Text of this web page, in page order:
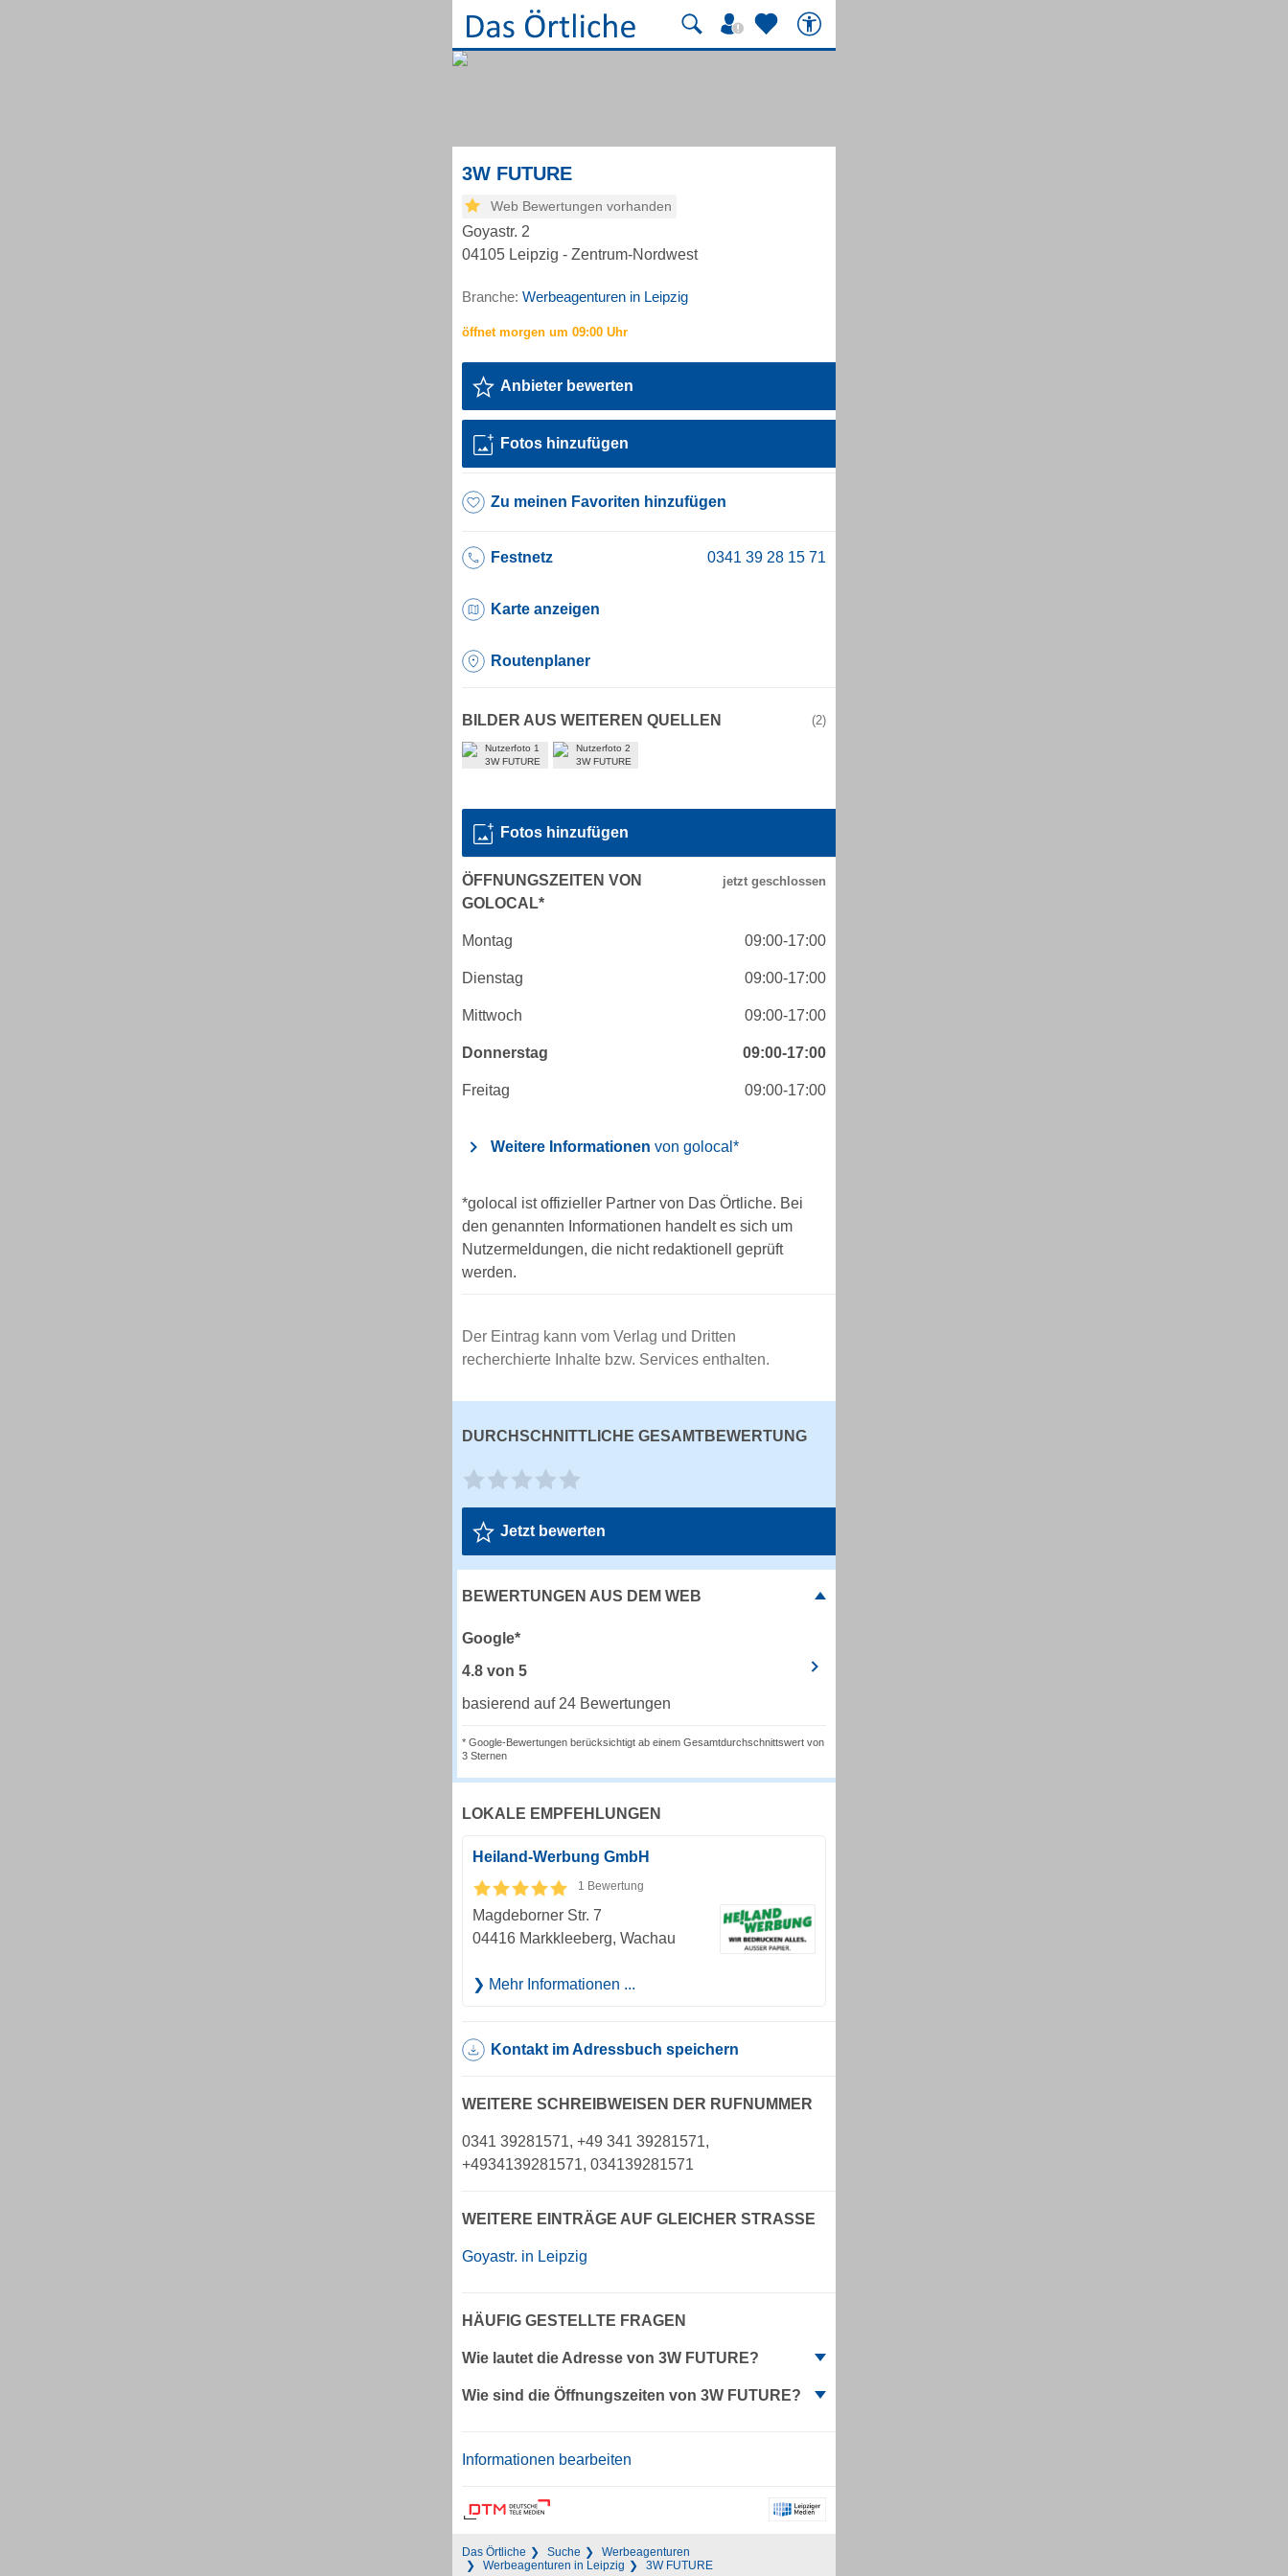
3W FUTURE
Web Bewertungen vorhanden
Goyastr. 2
04105 Leipzig - Zentrum-Nordwest
Branche: Werbeagenturen in Leipzig
Anbieter bewerten
Fotos hinzufügen
Zu meinen Favoriten hinzufügen
Festnetz
Karte anzeigen
Routenplaner
BILDER AUS WEITEREN QUELLEN (2)
Fotos hinzufügen
ÖFFNUNGSZEITEN VON
GOLOCAL*
Montag 09:00-17:00
Dienstag 09:00-17:00
Mittwoch 09:00-17:00
Donnerstag 09:00-17:00
Freitag 09:00-17:00
Weitere Informationen von golocal*
*golocal ist offizieller Partner von Das Örtliche. Bei
den genannten Informationen handelt es sich um
Nutzermeldungen, die nicht redaktionell geprüft
werden.
Der Eintrag kann vom Verlag und Dritten
recherchierte Inhalte bzw. Services enthalten.
DURCHSCHNITTLICHE GESAMTBEWERTUNG
Jetzt bewerten
BEWERTUNGEN AUS DEM WEB
Google*
4.8 von 5
basierend auf 24 Bewertungen
* Google-Bewertungen berücksichtigt ab einem Gesamtdurchschnittswert von
3 Sternen
LOKALE EMPFEHLUNGEN
Heiland-Werbung GmbH
1 Bewertung
Magdeborner Str. 7
04416 Markkleeberg, Wachau
Mehr Informationen ...
Kontakt im Adressbuch speichern
WEITERE SCHREIBWEISEN DER RUFNUMMER
0341 39281571, +49 341 39281571,
+4934139281571, 034139281571
WEITERE EINTRÄGE AUF GLEICHER STRASSE
Goyastr. in Leipzig
HÄUFIG GESTELLTE FRAGEN
Wie lautet die Adresse von 3W FUTURE?
Wie sind die Öffnungszeiten von 3W FUTURE?
Informationen bearbeiten
Das Örtliche Suche
Werbeagenturen
Werbeagenturen in Leipzig
3W FUTURE